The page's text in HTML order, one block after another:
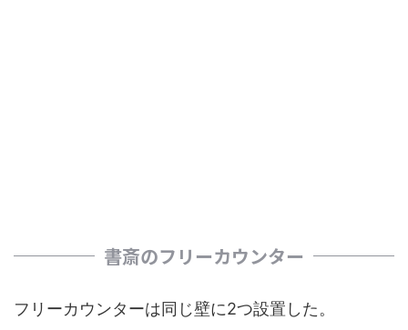
書斎のフリーカウンター
フリーカウンターは同じ壁に2つ設置した。